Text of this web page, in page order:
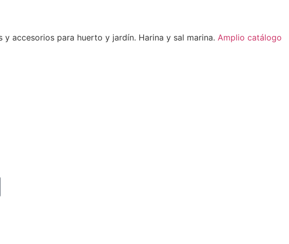
accesorios para huerto y jardín. Harina y sal marina. Amplio catálogo